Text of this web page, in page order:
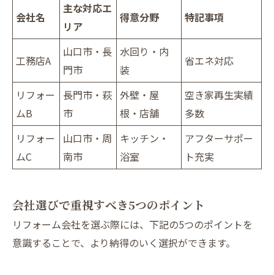
会社名
主な対応エ
リア
得意分野 特記事項
工務店A
山口市・長
門市
水回り・内
装
省エネ対応
リフォー
ムB
長門市・萩
市
外壁・屋
根・店舗
空き家再生実績
多数
リフォー
ムC
山口市・周
南市
キッチン・
浴室
アフターサポー
ト充実
会社選びで重視すべき5つのポイント
リフォーム会社を選ぶ際には、下記の5つのポイントを
意識することで、より納得のいく選択ができます。